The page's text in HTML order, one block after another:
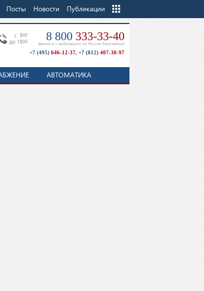
Посты Новости Публикации
Еще
c 900
до 1800 8 800 333-33-40
Звонок и с мобильного по России бесплатный
+7 (495) 646-12-37, +7 (812) 407-30-97
АВТОМАТИКА